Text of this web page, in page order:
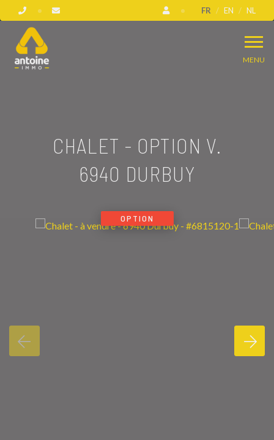
FR EN NL
MENU
CHALET - OPTION V.
6940 DURBUY
OPTION